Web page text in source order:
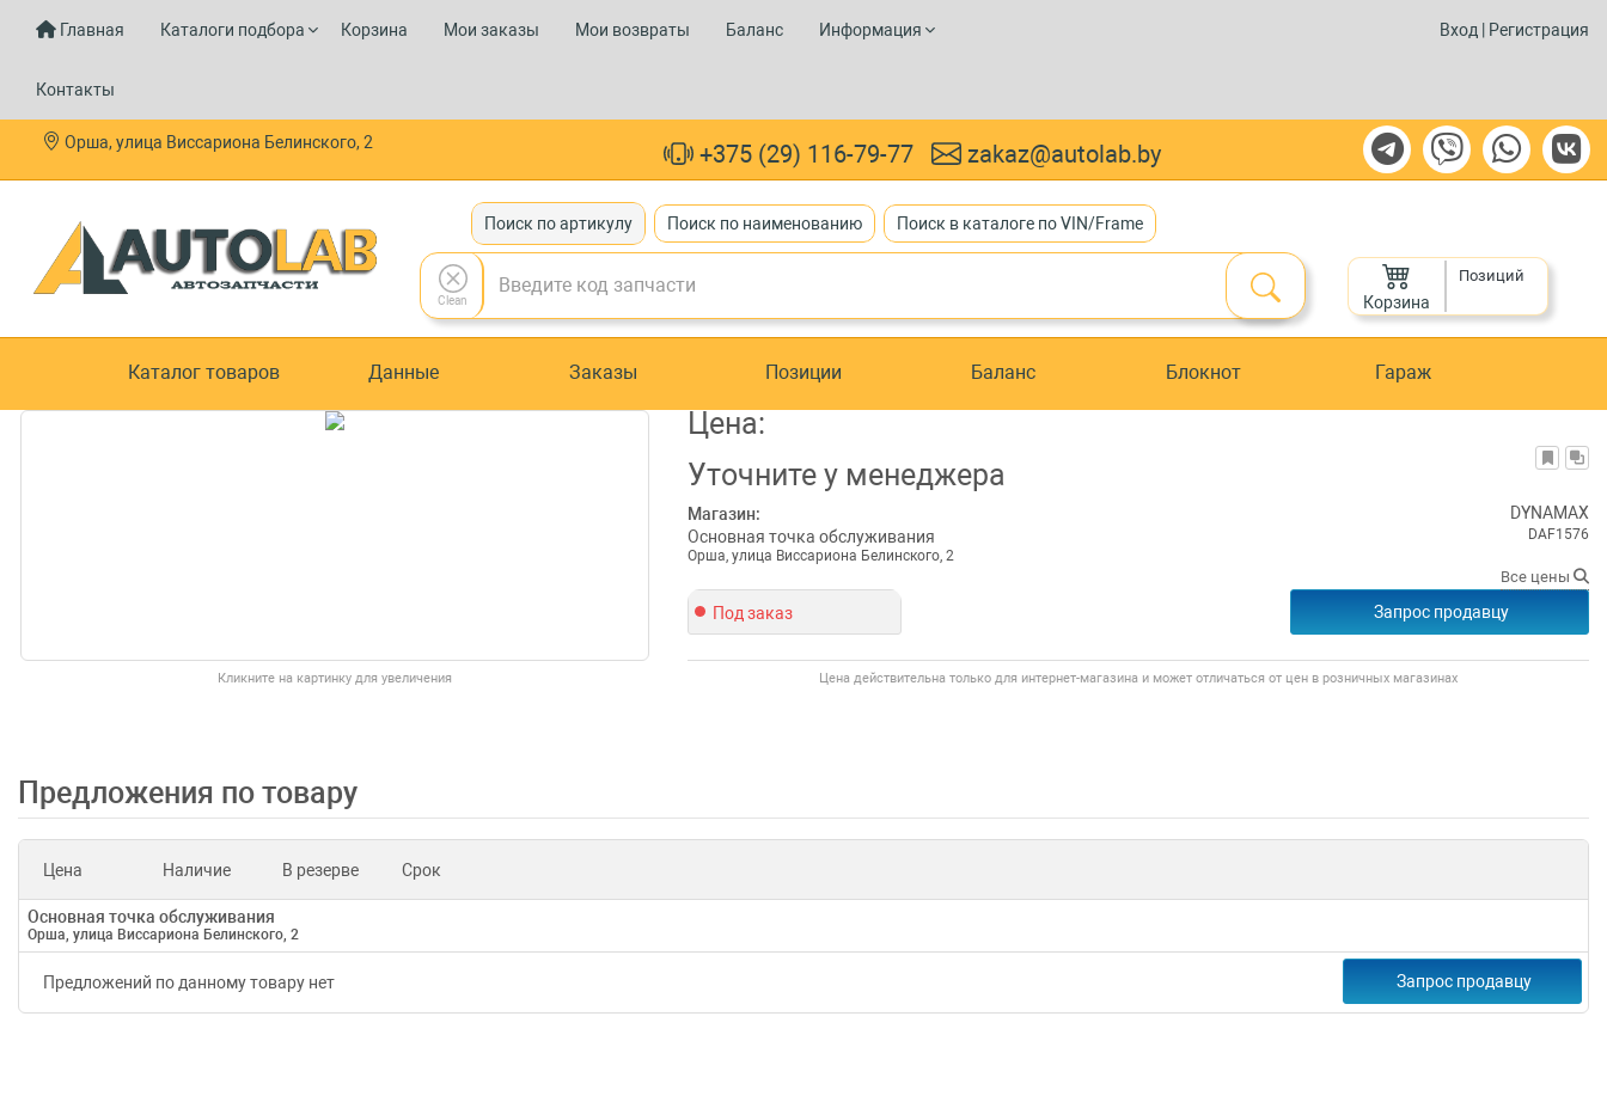
Главная Каталоги подбора Корзина Мои заказы Мои возвраты Баланс Информация
Контакты
Вход Регистрация
Орша, улица Виссариона Белинского, 2 +375 (29) 116-79-77 zakaz@autolab.by
Поиск по артикулу Поиск по наименованию Поиск в каталоге по VIN/Frame
Clean Корзина
Позиций
Каталог товаров Данные Заказы Позиции Баланс Блокнот Гараж
Кликните на картинку для увеличения
Цена:
Уточните у менеджера
Магазин:
Основная точка обслуживания
Орша, улица Виссариона Белинского, 2
DYNAMAX
DAF1576
Все цены
Под заказ Запрос продавцу
Цена действительна только для интернет-магазина и может отличаться от цен в розничных магазинах
Предложения по товару
Цена Наличие В резерве Срок
Основная точка обслуживания
Орша, улица Виссариона Белинского, 2
Предложений по данному товару нет Запрос продавцу